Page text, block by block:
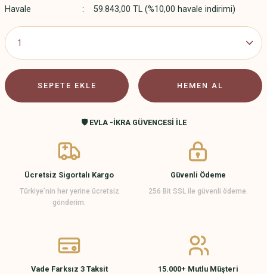
Havale
59.843,00 TL (%10,00 havale indirimi)
SEPETE EKLE HEMEN AL
🛡️ EVLA -İKRA GÜVENCESİ İLE
Ücretsiz Sigortalı Kargo
Türkiye’nin her yerine ücretsiz
gönderim.
Güvenli Ödeme
256 Bit SSL ile güvenli ödeme.
Vade Farksız 3 Taksit 15.000+ Mutlu Müşteri